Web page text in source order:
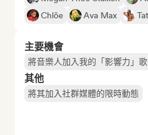
Chlöe
Ava Max
主要機會
將音樂人加入我的「影響力」
其他
將其加入社群媒體的限時動態